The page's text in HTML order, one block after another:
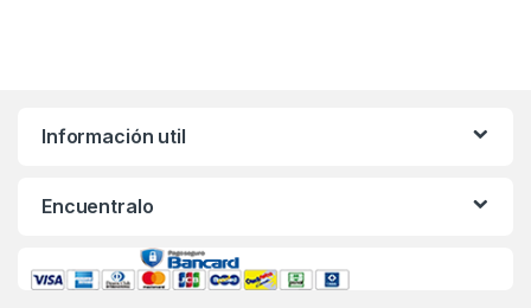
Información util
Encuentralo